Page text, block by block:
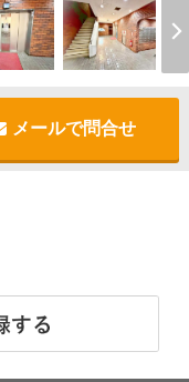
メールで問合せ